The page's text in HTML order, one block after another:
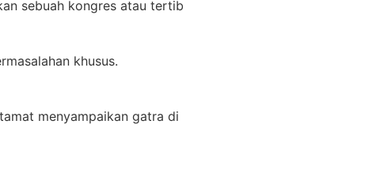
sebuah kongres atau tertib
khusus.
menyampaikan gatra di